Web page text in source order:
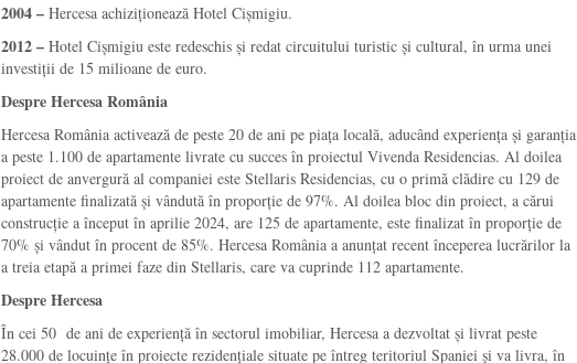
2004 – Hercesa achiziționează Hotel Cișmigiu.
2012 – Hotel Cișmigiu este redeschis și redat circuitului turistic și cultural, în urma unei
investiții de 15 milioane de euro.
Despre Hercesa România
Hercesa România activează de peste 20 de ani pe piața locală, aducând experiența și garanția
a peste 1.100 de apartamente livrate cu succes în proiectul Vivenda Residencias. Al doilea
proiect de anvergură al companiei este Stellaris Residencias, cu o primă clădire cu 129 de
apartamente finalizată și vândută în proporție de 97%. Al doilea bloc din proiect, a cărui
construcție a început în aprilie 2024, are 125 de apartamente, este finalizat în proporție de
70% și vândut în procent de 85%. Hercesa România a anunțat recent începerea lucrărilor la
a treia etapă a primei faze din Stellaris, care va cuprinde 112 apartamente.
Despre Hercesa
În cei 50 de ani de experiență în sectorul imobiliar, Hercesa a dezvoltat și livrat peste
28.000 de locuințe în proiecte rezidențiale situate pe întreg teritoriul Spaniei și va livra, în